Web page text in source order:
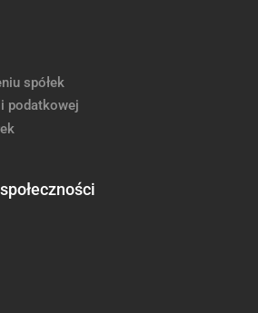
spółek
podatkowej